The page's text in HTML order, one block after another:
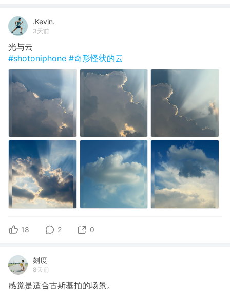
.Kevin.
3天前
光与云
#shotoniphone #奇形怪状的云
18 2 0
刻度
8天前
感觉是适合古斯基拍的场景。